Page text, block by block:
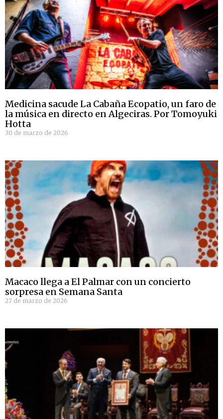
Medicina sacude La Cabaña Ecopatio, un faro de
la música en directo en Algeciras. Por Tomoyuki
Hotta
30 de marzo de 2026
Macaco llega a El Palmar con un concierto
sorpresa en Semana Santa
27 de marzo de 2026